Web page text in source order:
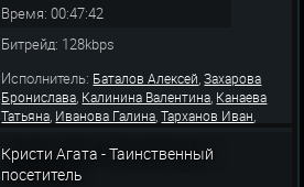
Время: 00:47:42
Битрейд: 128kbps
Исполнитель: Баталов Алексей,Захарова
Бронислава, Калинина Валентина, Канаева
Татьяна, Иванова Галина,Тарханов Иван,
Кристи Агата - Таинственный
посетитель